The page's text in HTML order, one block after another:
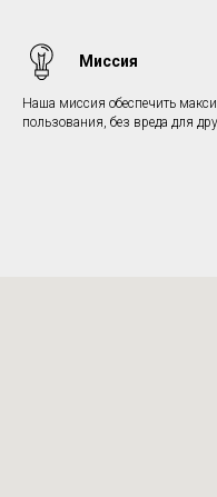
Миссия
Наша миссия обеспечить
пользования, без вреда для